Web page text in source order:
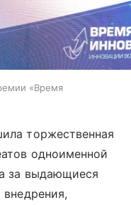
«Время
торжественная
одноименной
за выдающиеся